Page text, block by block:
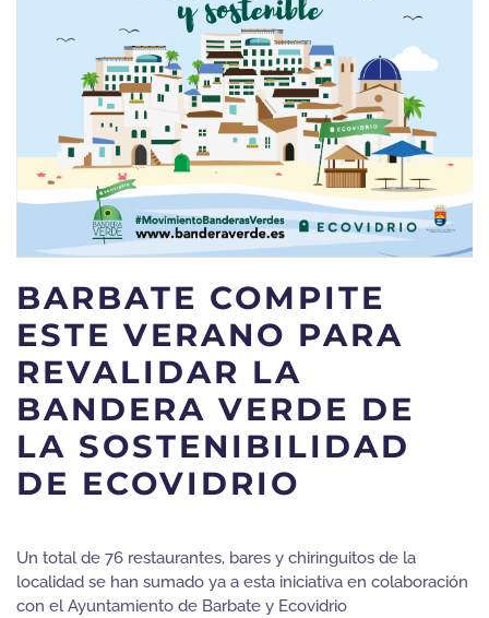
BARBATE COMPITE
ESTE VERANO PARA
REVALIDAR LA
BANDERA VERDE DE
LA SOSTENIBILIDAD
DE ECOVIDRIO
Un total de 76 restaurantes, bares y chiringuitos de la
localidad se han sumado ya a esta iniciativa en colaboración
con el Ayuntamiento de Barbate y Ecovidrio